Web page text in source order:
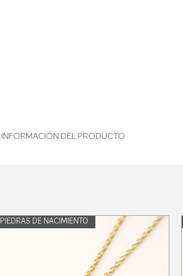
INFORMACIÓN DEL PRODUCTO
personalizado.
PIEDRAS DE NACIMIENTO